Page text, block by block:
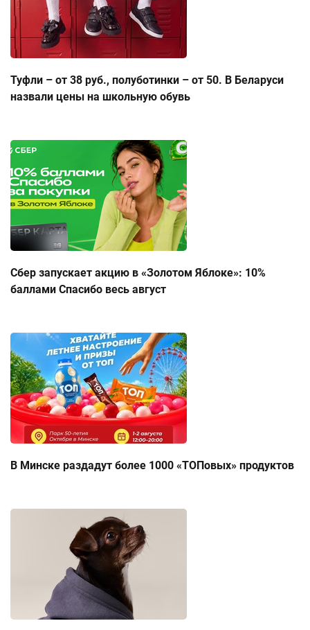
Туфли – от 38 руб., полуботинки – от 50. В Беларуси
назвали цены на школьную обувь
Сбер запускает акцию в «Золотом Яблоке»: 10%
баллами Спасибо весь август
В Минске раздадут более 1000 «ТОПовых» продуктов